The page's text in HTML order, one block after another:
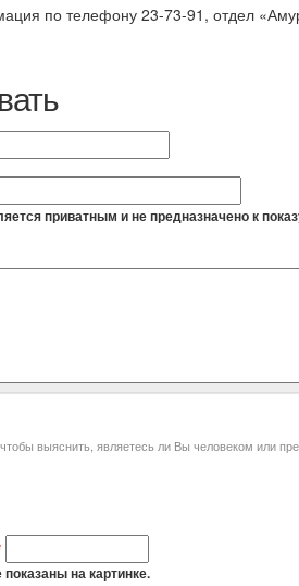
по телефону 23-73-91, отдел
приватным и не предназначено к
Этот вопрос задается для того,
на картинке.